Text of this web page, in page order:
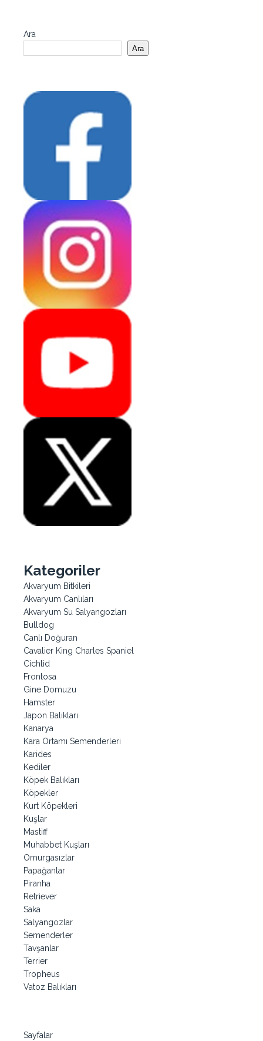
Ara
Ara
Kategoriler
Akvaryum Bitkileri
Akvaryum Canlıları
Akvaryum Su Salyangozları
Bulldog
Canlı Doğuran
Cavalier King Charles Spaniel
Cichlid
Frontosa
Gine Domuzu
Hamster
Japon Balıkları
Kanarya
Kara Ortamı Semenderleri
Karides
Kediler
Köpek Balıkları
Köpekler
Kurt Köpekleri
Kuşlar
Mastiff
Muhabbet Kuşları
Omurgasızlar
Papağanlar
Piranha
Retriever
Saka
Salyangozlar
Semenderler
Tavşanlar
Terrier
Tropheus
Vatoz Balıkları
Sayfalar